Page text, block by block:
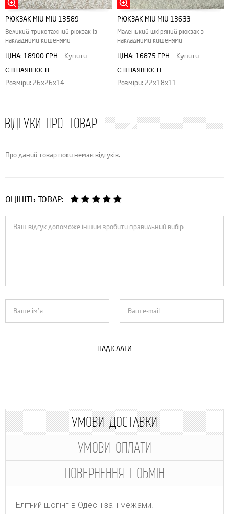
РЮКЗАК MIU MIU 13589
Великий трикотажний рюкзак із
накладними кишенями
ЦІНА: 18900 ГРН Купити
Є В НАЯВНОСТІ
Розміри: 26х26х14
РЮКЗАК MIU MIU 13633
Маленький шкіряний рюкзак з
накладними кишенями
ЦІНА: 16875 ГРН Купити
Є В НАЯВНОСТІ
Розміри: 22х18х11
ВІДГУКИ ПРО ТОВАР
Про даний товар поки немає відгуків.
ОЦІНІТЬ ТОВАР:
НАДІСЛАТИ
УМОВИ ДОСТАВКИ
УМОВИ ОПЛАТИ
ПОВЕРНЕННЯ І ОБМІН
Елітний шопінг в Одесі і за її межами!